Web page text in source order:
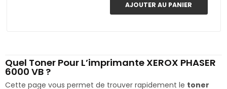
AJOUTER AU PANIER
Quel Toner Pour L’imprimante XEROX PHASER
6000 VB ?
Cette page vous permet de trouver rapidement le toner